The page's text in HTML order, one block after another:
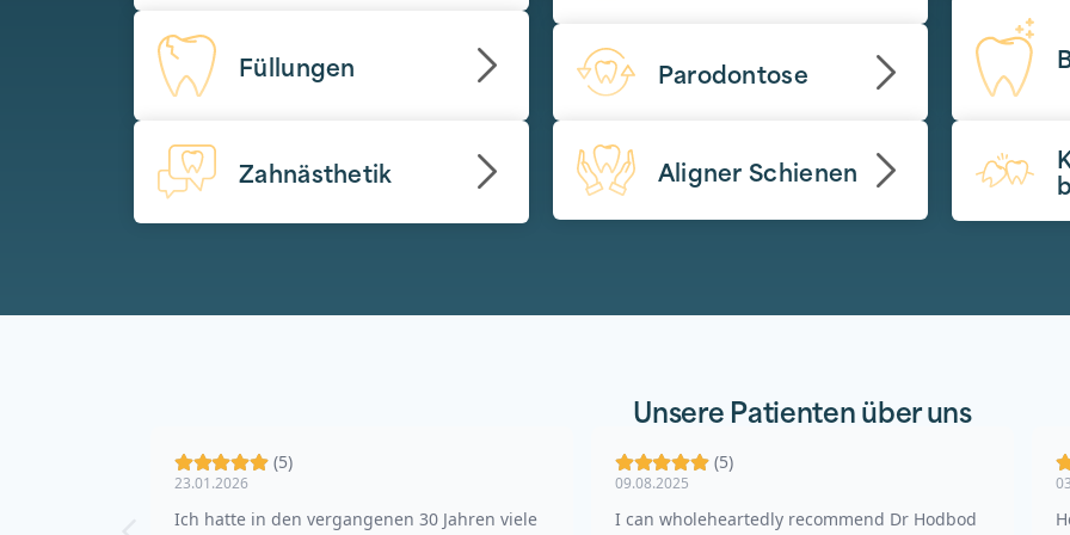
Füllungen
Zahnästhetik
Parodontose
Aligner Schienen
Unsere Patienten über uns
(5)
23.01.2026
Ich hatte in den vergangenen 30 Jahren viele
(5)
09.08.2025
I can wholeheartedly recommend Dr Hodbod